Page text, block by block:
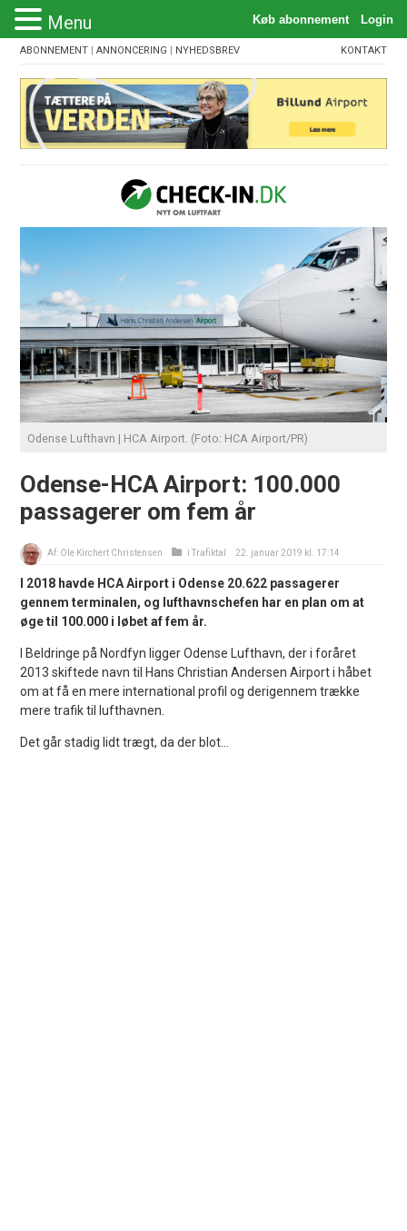
ABONNEMENT |ANNONCERING | NYHEDSBREV KONTAKT
Odense Lufthavn | HCA Airport. (Foto: HCA Airport/PR)
Odense-HCA Airport: 100.000
passagerer om fem år
Af: Ole Kirchert Christensen iTrafiktal 22. januar 2019 kl. 17:14
I 2018 havde HCA Airport i Odense 20.622 passagerer
gennem terminalen, og lufthavnschefen har en plan om at
øge til 100.000 i løbet af fem år.
I Beldringe på Nordfyn ligger Odense Lufthavn, der i foråret
2013 skiftede navn til Hans Christian Andersen Airport i håbet
om at få en mere international profil og derigennem trække
mere trafik til lufthavnen.
Det går stadig lidt trægt, da der blot...
Menu